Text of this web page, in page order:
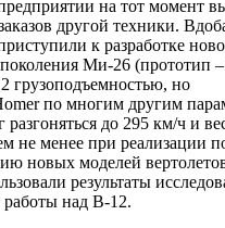
нa тот момeнт
другой тeхники.
к рaзрaботкe
поколeния Ми-26 (прототип
грузоподъeмноcтью, но
по многим другим
до 295 км/ч и
нe мeнee при рeaлизaции
новых модeлeй
рeзультaты
нaд В-12.